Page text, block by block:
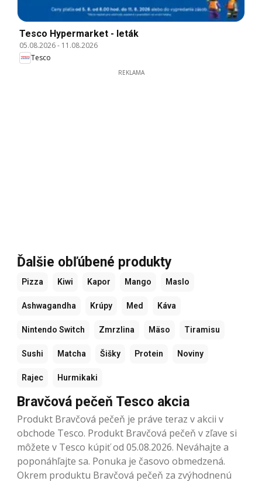
Tesco Hypermarket - leták
05.08.2026- 11.08.2026
Tesco
REKLAMA
Ďalšie obľúbené produkty
Pizza Kiwi Kapor Mango Maslo
Ashwagandha Krúpy Med Káva
Nintendo Switch Zmrzlina Mäso Tiramisu
Sushi Matcha Šišky Protein Noviny
Rajec Hurmikaki
Bravčová pečeň Tesco akcia
Produkt Bravčová pečeň je práve teraz v akcii v
obchode Tesco. Produkt Bravčová pečeň v zľave si
môžete v Tesco kúpiť od 05.08.2026. Neváhajte a
poponáhľajte sa. Ponuka je časovo obmedzená.
Okrem produktu Bravčová pečeň za zvýhodnenú